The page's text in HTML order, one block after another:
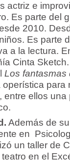
actriz e
Es parte del
2010.
Es parte
a la lectura.
Cinta
Los fantasmas
para
entre ellos
Además de
en
un taller de
en el